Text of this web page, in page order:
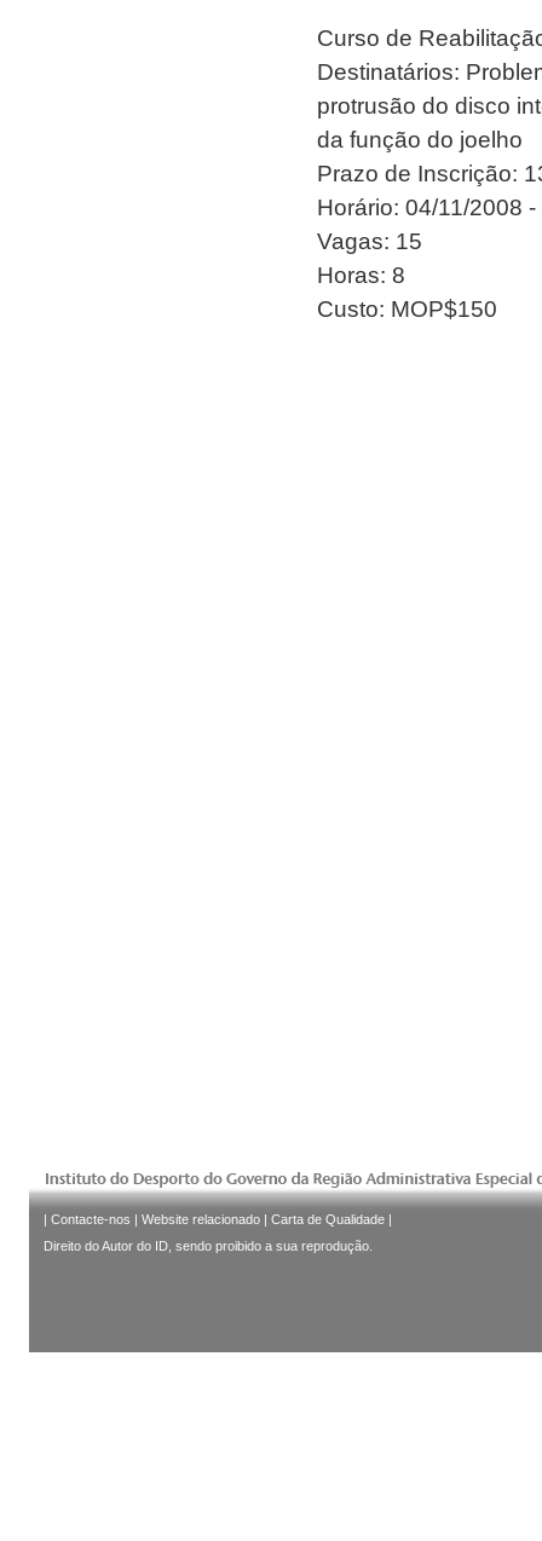
Curso de
Destinatários:
protrusão do disco
da função do joelho
Prazo de Inscrição:
Horário: 04/11/2008
Vagas: 15
Horas: 8
Custo: MOP$150
| Contacte-nos | Website relacionado | Carta de Qualidade |
Direito do Autor do ID, sendo proibido a sua reprodução.